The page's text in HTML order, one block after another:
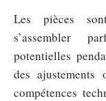
Les pièces
s’assembler
potentielles
des ajustements
compétences